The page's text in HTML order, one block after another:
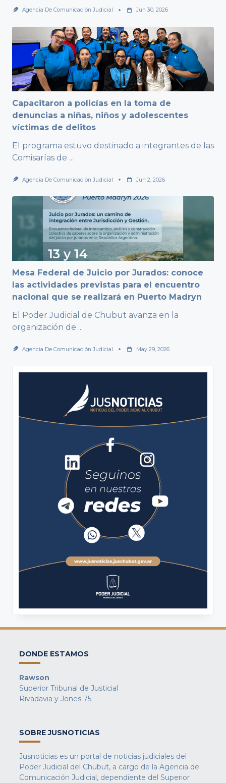
Agencia De Comunicación Judicial Jun 30, 2026
Capacitaron a policías en la toma de
denuncias a niñas, niños y adolescentes
víctimas de delitos
El programa estuvo destinado a integrantes de las
Comisarías de ...
Agencia De Comunicación Judicial Jun 2, 2026
Mesa Federal de Juicio por Jurados: conoce
las actividades previstas para el encuentro
nacional que se realizará en Puerto Madryn
El Poder Judicial de Chubut avanza en la
organización de ...
Agencia De Comunicación Judicial May 29, 2026
DONDE ESTAMOS
Rawson
Superior Tribunal de Justicial
Rivadavia y Jones 75
SOBRE JUSNOTICIAS
Jusnoticias es un portal de noticias judiciales del
Poder Judicial del Chubut, a cargo de la Agencia de
Comunicación Judicial, dependiente del Superior